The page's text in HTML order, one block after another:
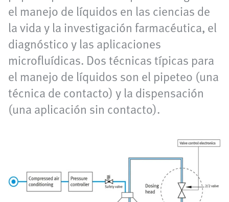
el manejo de líquidos en las ciencias de
la vida y la investigación farmacéutica, el
diagnóstico y las aplicaciones
microfluídicas. Dos técnicas típicas para
el manejo de líquidos son el pipeteo (una
técnica de contacto) y la dispensación
(una aplicación sin contacto).